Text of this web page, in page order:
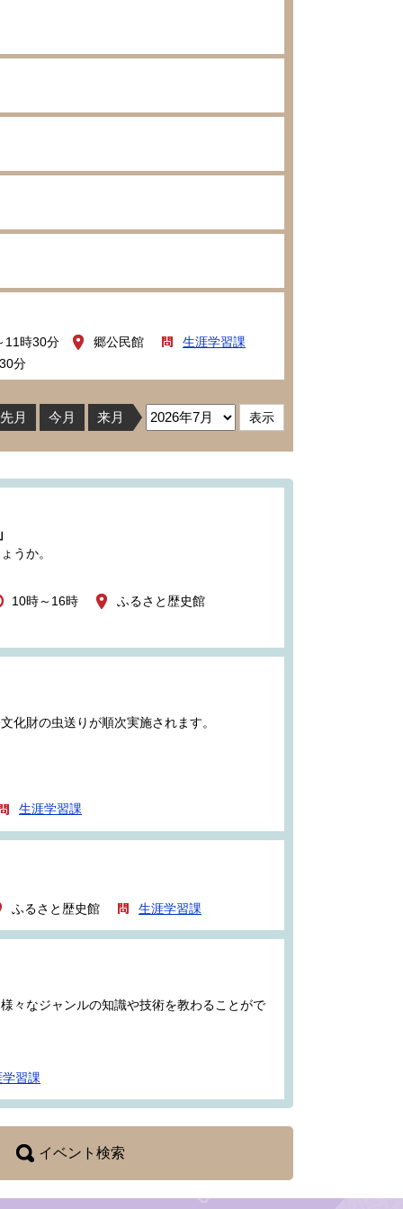
11時30分
分
郷公民館 生涯学習課
先月 今月 来月
うか。
10時～16時 ふるさと歴史館
化財の虫送りが順次実施されます。
生涯学習課
ふるさと歴史館 生涯学習課
々なジャンルの知識や技術を教わることがで
習課
イベント検索